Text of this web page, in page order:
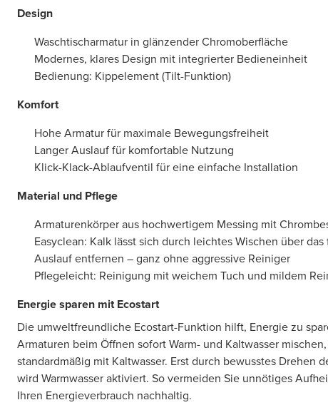
Design
Waschtischarmatur in glänzender Chromoberfläche
Modernes, klares Design mit integrierter Bedieneinheit
Bedienung: Kippelement (Tilt-Funktion)
Komfort
Hohe Armatur für maximale Bewegungsfreiheit
Langer Auslauf für komfortable Nutzung
Klick-Klack-Ablaufventil für eine einfache Installation
Material und Pflege
Armaturenkörper aus hochwertigem Messing mit
Easyclean: Kalk lässt sich durch leichtes Wischen über
Auslauf entfernen – ganz ohne aggressive Reiniger
Pflegeleicht: Reinigung mit weichem Tuch und mildem
Energie sparen mit Ecostart
Die umweltfreundliche Ecostart-Funktion hilft, Energie zu
Armaturen beim Öffnen sofort Warm- und Kaltwasser
standardmäßig mit Kaltwasser. Erst durch bewusstes Drehen
wird Warmwasser aktiviert. So vermeiden Sie unnötiges
Ihren Energieverbrauch nachhaltig.